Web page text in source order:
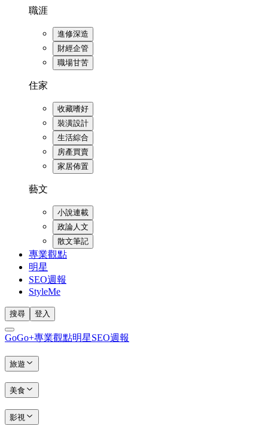
職涯
進修深造
財經企管
職場甘苦
住家
收藏嗜好
裝潢設計
生活綜合
房產買賣
家居佈置
藝文
小說連載
政論人文
散文筆記
專業觀點
明星
SEO週報
StyleMe
搜尋 登入
GoGo+專業觀點明星SEO週報
旅遊
美食
影視